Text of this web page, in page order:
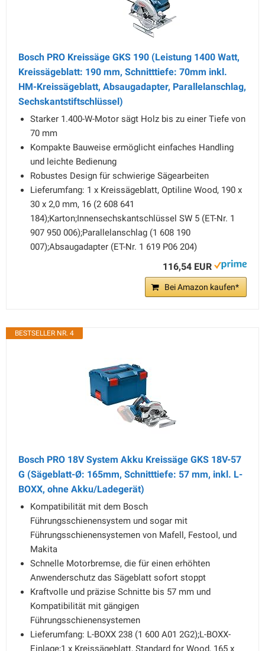
Bosch PRO Kreissäge GKS 190 (Leistung 1400 Watt,
Kreissägeblatt: 190 mm, Schnitttiefe: 70mm inkl.
HM-Kreissägeblatt, Absaugadapter, Parallelanschlag,
Sechskantstiftschlüssel)
Starker 1.400-W-Motor sägt Holz bis zu einer Tiefe von
70 mm
Kompakte Bauweise ermöglicht einfaches Handling
und leichte Bedienung
Robustes Design für schwierige Sägearbeiten
Lieferumfang: 1 x Kreissägeblatt, Optiline Wood, 190 x
30 x 2,0 mm, 16 (2 608 641
184);Karton;Innensechskantschlüssel SW 5 (ET-Nr. 1
907 950 006);Parallelanschlag (1 608 190
007);Absaugadapter (ET-Nr. 1 619 P06 204)
116,54 EUR
Bei Amazon kaufen*
BESTSELLER NR. 4
Bosch PRO 18V System Akku Kreissäge GKS 18V-57
G (Sägeblatt-Ø: 165mm, Schnitttiefe: 57 mm, inkl. L-
BOXX, ohne Akku/Ladegerät)
Kompatibilität mit dem Bosch
Führungsschienensystem und sogar mit
Führungsschienensystemen von Mafell, Festool, und
Makita
Schnelle Motorbremse, die für einen erhöhten
Anwenderschutz das Sägeblatt sofort stoppt
Kraftvolle und präzise Schnitte bis 57 mm und
Kompatibilität mit gängigen
Führungsschienensystemen
Lieferumfang: L-BOXX 238 (1 600 A01 2G2);L-BOXX-
Einlage;1 x Kreissägeblatt, Standard for Wood, 165 x